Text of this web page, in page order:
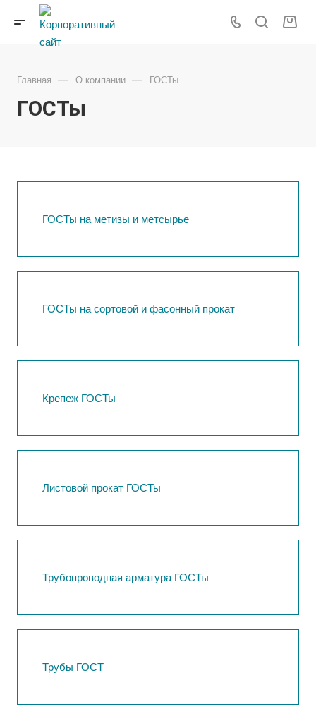
Главная — О компании — ГОСТы
ГОСТы
ГОСТы на метизы и метсырье
ГОСТы на сортовой и фасонный прокат
Крепеж ГОСТы
Листовой прокат ГОСТы
Трубопроводная арматура ГОСТы
Трубы ГОСТ